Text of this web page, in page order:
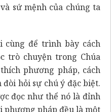
sứ mệnh của chúng ta
cùng để trình bày cách
trò chuyện trong Chúa
phương pháp, cách
hỏi sự chú ý đặc biệt.
đọc như thể nó là đỉnh
phương pháp đều là một